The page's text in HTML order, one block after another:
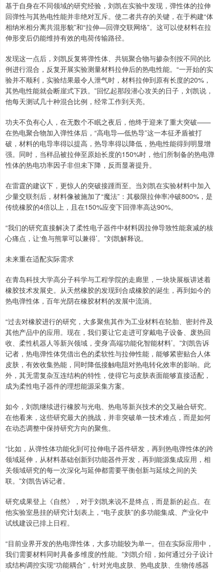
基于自身在不同领域的研究经验，刘凯在实验中发现，弹性体的拉伸
回弹性与其热电性能并非绝对互斥。使二者共存的关键，在于构建“体
相纳米相分离共混形貌”和“拉伸—回弹交联网络”。这可以使材料在拉
伸形变后仍能维持有效的电荷传输路径。
发现这一点后，刘凯反复将弹性体、共轭聚合物与掺杂剂按不同的比
例进行混合，反复开展实验测量材料拉伸后的热电性能。“一开始的实
验并不顺利，实验结果最令人泄气时，材料拉伸到原有长度的20%，
其热电性能就会断崖式下跌。”回忆起那段潜心攻关的日子，刘凯说，
他每天测试几十种混合比例，经常工作到天亮。
功夫不负有心人，在无数个不眠之夜后，他终于迎来了重大突破——
在热电聚合物加入弹性体后，“高电导—低热导”这一本征矛盾被打
破，材料的电导率得以提高，热导率得以降低，热电性能得到明显增
强。同时，当样品被拉伸至原始长度的150%时，他们所制备的热电弹
性体的热电功率因子非但未下降，反而显著提升。
在雷霆的建议下，更惊人的突破接踵而至。当刘凯在实验材料中加入
少量交联剂后，材料像被施加了“魔法”：其极限拉伸率冲破800%，是
传统橡胶的4倍以上，且在150%应变下回弹率高达90%。
“我们的研究直接解决了柔性电子器件中材料因拉伸导致性能衰减的核
心痛点，让‘鱼与熊掌可以兼得’。”刘凯解释说。
未来重在适配实际需求
在青岛科技大学高分子科学与工程学院的走廊里，一块块展板讲述着
橡胶技术发展史。从天然橡胶的发现到合成橡胶的诞生，再到如今的
热电弹性体，百年光阴在橡胶材料的发展中流淌。
“过去对橡胶进行的研究，大多聚焦其作为工业材料在轮胎、密封件及
其他产品中的应用。现在，我们要让它走进可穿戴电子设备、废热回
收、柔性机器人等新兴领域，变身‘高端功能化智能材料’。”刘凯告诉
记者，热电弹性体凭借出色的柔软性与拉伸性能，能够紧密贴合人体
皮肤，有效收集热能，同时降低接触电阻对热电转化效率的影响。此
外，其无需复杂互连结构的特性，使得它与皮肤表面能够直接适配，
成为柔性电子器件的理想能源采集方案。
如今，刘凯继续进行橡胶与光电、热电等新兴技术的交叉融合研究。
在他看来，这些研究最大的挑战，并非突破单一技术难点，而是如何
在动态调整中保持研究方向的聚焦。
“比如，从弹性体功能化到可拉伸电子器件研发，再到热电弹性体的跨
领域延伸，从材料基础创新到功能器件开发，再到能源集成应用，相
关领域研究的每一次深化与延伸都需要平衡创新与延续之间的关
联。”刘凯告诉记者。
研究成果登上《自然》，对于刘凯来说不是终点，而是新的起点。在
他实验室悬挂的研究计划表上，“电子皮肤”的多功能集成、产业化中
试线建设已排上日程。
“目前业界开发的热电弹性体，大多功能较为单一。但在实际应用中，
我们需要材料同时具备多维度的性能。”刘凯介绍，如何通过分子设计
或结构调控实现“功能耦合”，针对光电皮肤、热电皮肤、生物传感器